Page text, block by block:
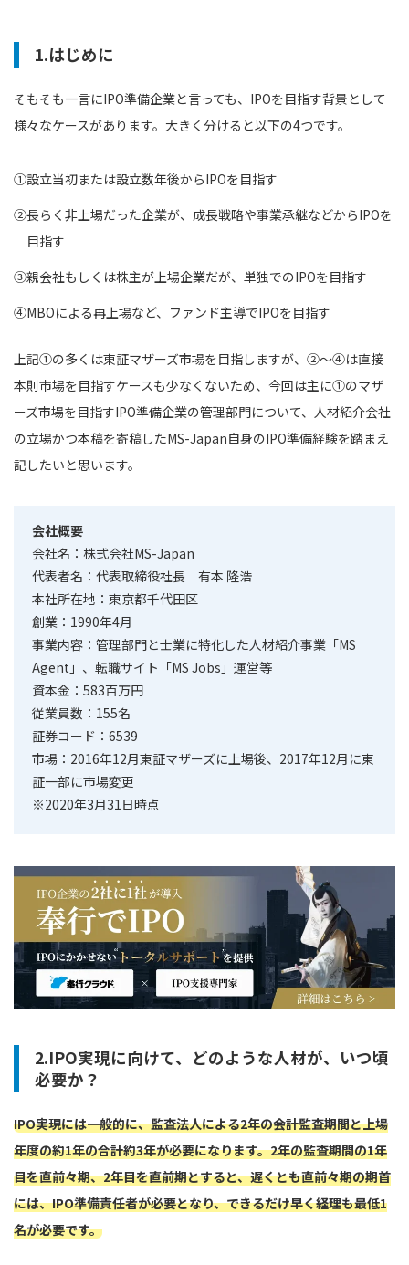
1.はじめに
そもそも一言にIPO準備企業と言っても、IPOを目指す背景として
様々なケースがあります。大きく分けると以下の4つです。
①設立当初または設立数年後からIPOを目指す
②長らく非上場だった企業が、成長戦略や事業承継などからIPOを
目指す
③親会社もしくは株主が上場企業だが、単独でのIPOを目指す
④MBOによる再上場など、ファンド主導でIPOを目指す
上記①の多くは東証マザーズ市場を目指しますが、②～④は直接
本則市場を目指すケースも少なくないため、今回は主に①のマザ
ーズ市場を目指すIPO準備企業の管理部門について、人材紹介会社
の立場かつ本稿を寄稿したMS-Japan自身のIPO準備経験を踏まえ
記したいと思います。
会社概要
会社名：株式会社MS-Japan
代表者名：代表取締役社長 有本 隆浩
本社所在地：東京都千代田区
創業：1990年4月
事業内容：管理部門と士業に特化した人材紹介事業「MS
Agent」、転職サイト「MS Jobs」運営等
資本金：583百万円
従業員数：155名
証券コード：6539
市場：2016年12月東証マザーズに上場後、2017年12月に東
証一部に市場変更
※2020年3月31日時点
2.IPO実現に向けて、どのような人材が、いつ頃
必要か？
IPO実現には一般的に、監査法人による2年の会計監査期間と上場
年度の約1年の合計約3年が必要になります。2年の監査期間の1年
目を直前々期、2年目を直前期とすると、遅くとも直前々期の期首
には、IPO準備責任者が必要となり、できるだけ早く経理も最低1
名が必要です。